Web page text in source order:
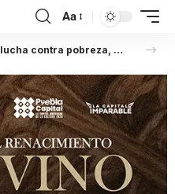
Aa
Trabajo en territorio fortalece lucha contra pobreza, afirma Laura Artemisa